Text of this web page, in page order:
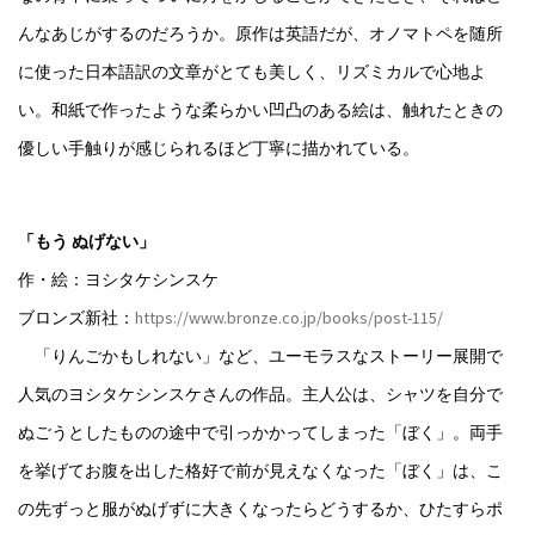
んなあじがするのだろうか。原作は英語だが、オノマトペを随所
に使った日本語訳の文章がとても美しく、リズミカルで心地よ
い。和紙で作ったような柔らかい凹凸のある絵は、触れたときの
優しい手触りが感じられるほど丁寧に描かれている。
「もう ぬげない」
作・絵：ヨシタケシンスケ
ブロンズ新社： https://www.bronze.co.jp/books/post-115/
「りんごかもしれない」など、ユーモラスなストーリー展開で
人気のヨシタケシンスケさんの作品。主人公は、シャツを自分で
ぬごうとしたものの途中で引っかかってしまった「ぼく」。両手
を挙げてお腹を出した格好で前が見えなくなった「ぼく」は、こ
の先ずっと服がぬげずに大きくなったらどうするか、ひたすらポ